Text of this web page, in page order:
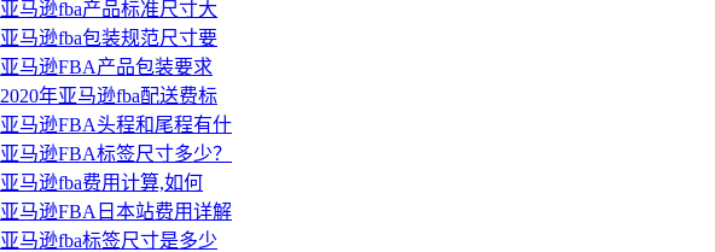
亚马逊fba产品标准尺寸大
亚马逊fba包装规范尺寸要
亚马逊FBA产品包装要求
2020年亚马逊fba配送费标
亚马逊FBA头程和尾程有什
亚马逊FBA标签尺寸多少？
亚马逊fba费用计算,如何
亚马逊FBA日本站费用详解
亚马逊fba标签尺寸是多少